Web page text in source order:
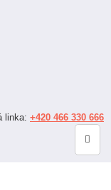
linka: +420 466 330 666